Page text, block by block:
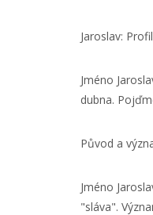
Jaroslav:
Jméno
dubna.
Původ a
Jméno
"sláva".